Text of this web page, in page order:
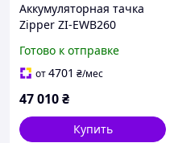
Аккумуляторная тачка
Zipper ZI-EWB260
Готово к отправке
от4701 ₴/мес
47 010₴
Купить